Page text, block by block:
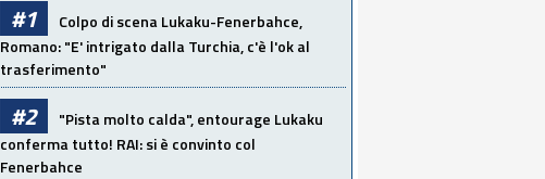
#1
Colpo di scena Lukaku-Fenerbahce,
Romano: "E' intrigato dalla Turchia, c'è l'ok al
trasferimento"
#2
"Pista molto calda", entourage Lukaku
conferma tutto! RAI: si è convinto col
Fenerbahce